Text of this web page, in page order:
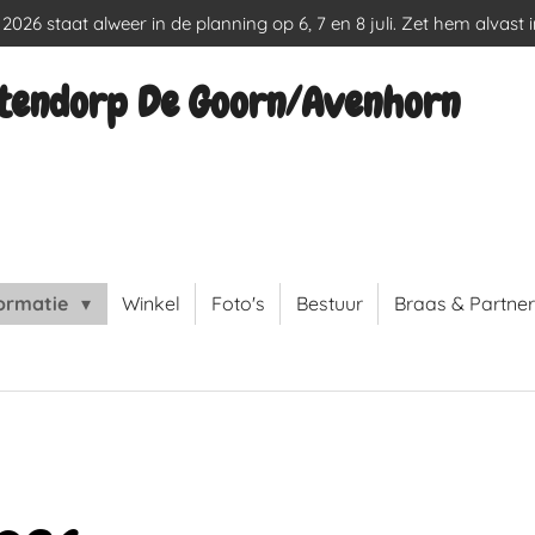
staat alweer in de planning op 6, 7 en 8 juli. Zet hem alvast
De Goorn/Avenhorn
Winkel Foto's Bestuur Braas &